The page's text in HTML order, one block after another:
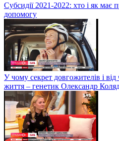
Субсидії 2021-2022: хто і як має
допомогу
У чому секрет довгожителів і від
життя – генетик Олександр